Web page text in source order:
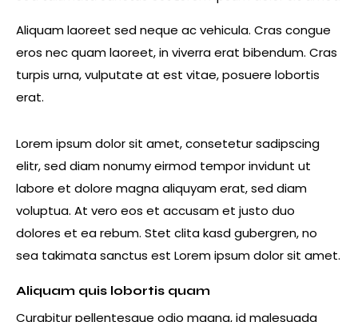
Aliquam laoreet sed neque ac vehicula. Cras congue
eros nec quam laoreet, in viverra erat bibendum. Cras
turpis urna, vulputate at est vitae, posuere lobortis
erat.
Lorem ipsum dolor sit amet, consetetur sadipscing
elitr, sed diam nonumy eirmod tempor invidunt ut
labore et dolore magna aliquyam erat, sed diam
voluptua. At vero eos et accusam et justo duo
dolores et ea rebum. Stet clita kasd gubergren, no
sea takimata sanctus est Lorem ipsum dolor sit amet.
Aliquam quis lobortis quam
Curabitur pellentesque odio magna, id malesuada